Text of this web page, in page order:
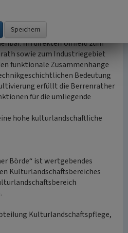
ermöglichte. Die
der 1960er und 1970er Jahre
der Berrenrather Börde
Im direkten Umfeld zum
sowie zum Industriegebiet
funktionale Zusammenhänge
Bedeutung
erfüllt die Berrenrather
für die umliegende
hohe kulturlandschaftliche
Börde“ ist wertgebendes
Kulturlandschaftsbereiches
Kulturlandschaftspflege,